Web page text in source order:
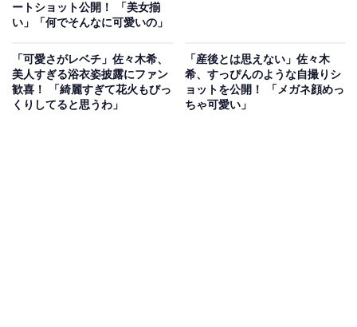
ートショット公開！ 「美女揃
い」「何でそんなに可愛いの」
「可愛さがレベチ」佐々木希、
美人すぎる浴衣姿披露にファン
歓喜！ 「綺麗すぎて花火もびっ
くりしてると思うわ」
「産後とは思えない」佐々木
希、すっぴんのような自撮りシ
ョットを公開！ 「メガネ顔めっ
ちゃ可愛い」